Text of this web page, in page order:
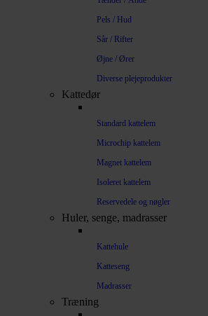
Pels / Hud
Sår / Rifter
Øjne / Ører
Diverse plejeprodukter
Kattedør
Standard kattelem
Microchip kattelem
Magnet kattelem
Isoleret kattelem
Reservedele og nøgler
Huler, senge, madrasser
Kattehule
Katteseng
Madrasser
Træning